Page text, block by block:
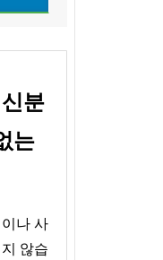
분
는
나 사
않습